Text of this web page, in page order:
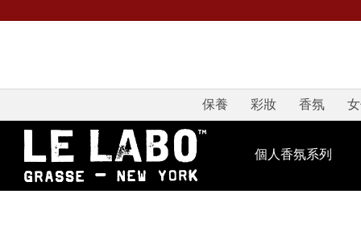
保養 彩妝 香氛
個人香氛系列